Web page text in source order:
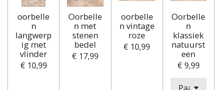
oorbelle
n
langwerp
ig met
vlinder
€ 10,99
Oorbelle
n met
stenen
bedel
€ 17,99
oorbelle
n vintage
roze
€ 10,99
Oorbelle
n
klassiek
natuurst
een
€ 9,99